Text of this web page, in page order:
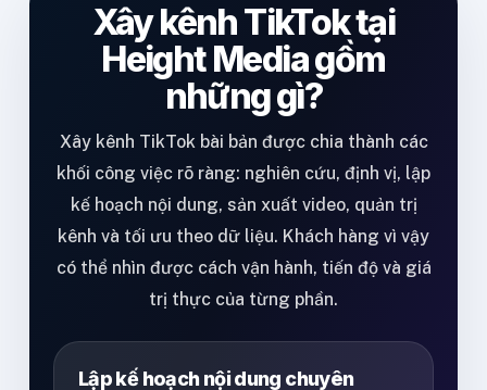
Xây kênh TikTok tại
Height Media gồm
những gì?
Xây kênh TikTok bài bản được chia thành các
khối công việc rõ ràng: nghiên cứu, định vị, lập
kế hoạch nội dung, sản xuất video, quản trị
kênh và tối ưu theo dữ liệu. Khách hàng vì vậy
có thể nhìn được cách vận hành, tiến độ và giá
trị thực của từng phần.
Lập kế hoạch nội dung chuyên